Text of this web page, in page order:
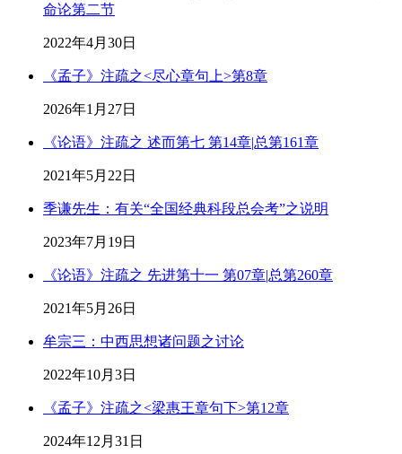
命论第二节
2022年4月30日
《孟子》注疏之<尽心章句上>第8章
2026年1月27日
《论语》注疏之 述而第七 第14章|总第161章
2021年5月22日
季谦先生：有关“全国经典科段总会考”之说明
2023年7月19日
《论语》注疏之 先进第十一 第07章|总第260章
2021年5月26日
牟宗三：中西思想诸问题之讨论
2022年10月3日
《孟子》注疏之<梁惠王章句下>第12章
2024年12月31日